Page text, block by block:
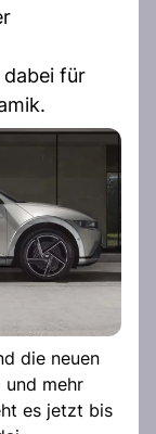
dabei für
die neuen
und mehr
es jetzt bis